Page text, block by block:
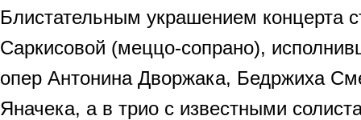
Блистательным украшением концерта
Саркисовой (меццо-сопрано),
опер Антонина Дворжака, Бедржиха
Яначека, а в трио с известными